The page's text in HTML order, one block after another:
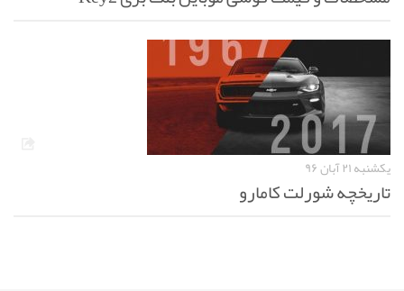
یکشنبه ۲۱ آبان ۹۶
تاریخچه شورلت کامارو